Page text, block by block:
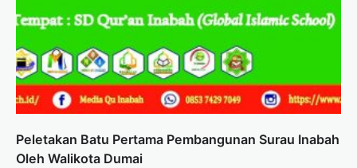
Peletakan Batu Pertama Pembangunan Surau Inabah
Oleh Walikota Dumai